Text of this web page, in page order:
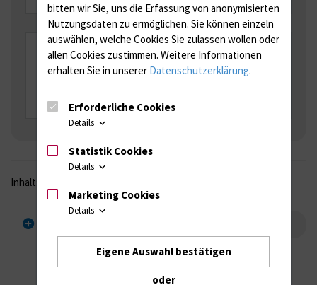
Antibiotikaempfindlichkeitsstatistiken
Inhaltsverzeichnis
bitten wir Sie, uns die Erfassung von anonymisierten
Nutzungsdaten zu ermöglichen. Sie können einzeln
auswählen, welche Cookies Sie zulassen wollen oder
allen Cookies zustimmen. Weitere Informationen
erhalten Sie in unserer Datenschutzerklärung.
Erforderliche Cookies
Details
Statistik Cookies
Details
Marketing Cookies
Details
Eigene Auswahl bestätigen
oder